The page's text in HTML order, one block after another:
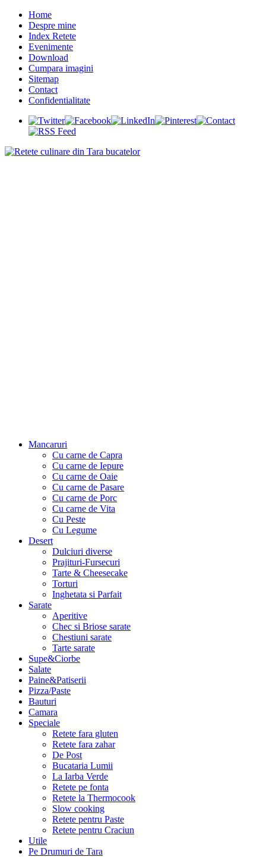
Home
Despre mine
Index Retete
Evenimente
Download
Cumpara imagini
Sitemap
Contact
Confidentialitate
Mancaruri
Cu carne de Capra
Cu carne de Iepure
Cu carne de Oaie
Cu carne de Pasare
Cu carne de Porc
Cu carne de Vita
Cu Peste
Cu Legume
Desert
Dulciuri diverse
Prajituri-Fursecuri
Tarte & Cheesecake
Torturi
Inghetata si Parfait
Sarate
Aperitive
Chec si Briose sarate
Chestiuni sarate
Tarte sarate
Supe&Ciorbe
Salate
Paine&Patiserii
Pizza/Paste
Bauturi
Camara
Speciale
Retete fara gluten
Retete fara zahar
De Post
Bucataria Lumii
La Iarba Verde
Retete pe fonta
Retete la Thermocook
Slow cooking
Retete pentru Paste
Retete pentru Craciun
Utile
Pe Drumuri de Tara